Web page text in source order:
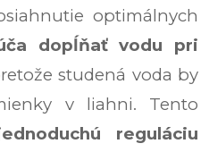
optimálnych
dopĺňať vodu pri
studená voda by
v liahni. Tento
reguláciu